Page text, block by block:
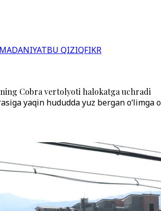
MADANIYATBU QIZIQFIKR
Cobra vertolyoti halokatga uchradi
yaqin hududda yuz bergan